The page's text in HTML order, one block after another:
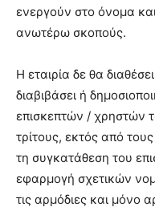
ενεργούν στο όνομα
ανωτέρω σκοπούς.
Η εταιρία δε θα
διαβιβάσει ή
επισκεπτών / χρηστών
τρίτους, εκτός από
τη συγκατάθεση του
εφαρμογή σχετικών
τις αρμόδιες και μόνο